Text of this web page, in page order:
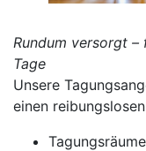
Rundum versorgt
Tage
Unsere
einen